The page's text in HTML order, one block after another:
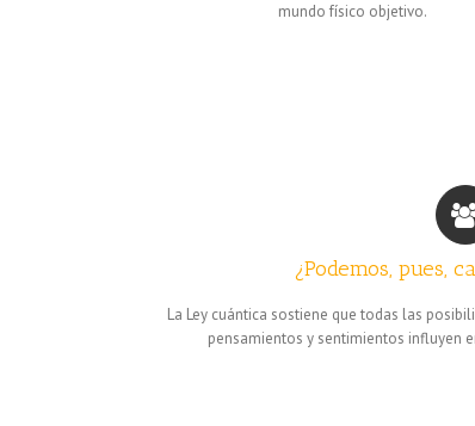
mundo físico objetivo.
¿Podemos, pues,
La Ley cuántica sostiene que todas las
pensamientos y sentimientos influyen